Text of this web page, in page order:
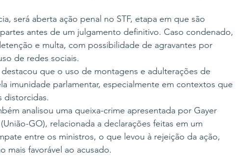
será aberta ação penal no STF, etapa em que são
antes de um julgamento definitivo. Caso condenado,
e multa, com possibilidade de agravantes por
de redes sociais.
que o uso de montagens e adulterações de
imunidade parlamentar, especialmente em contextos que
distorcidas.
analisou uma queixa-crime apresentada por Gayer
GO), relacionada a declarações feitas em um
entre os ministros, o que levou à rejeição da ação,
mais favorável ao acusado.